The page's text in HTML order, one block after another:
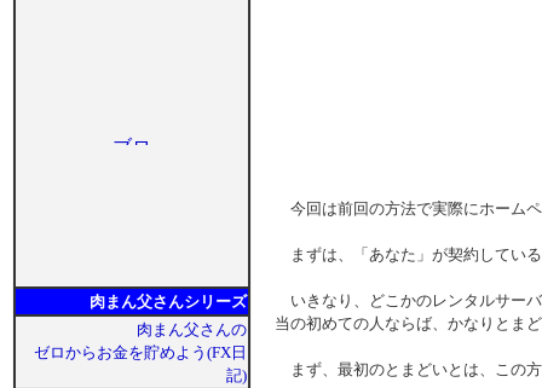
肉まん父さんシリーズ
肉まん父さんの
ゼロからお金を貯めよう(FX日
記)
今回は前回の方法で実際にホーム
まずは、「あなた」が契約してい
いきなり、どこかのレンタルサー
当の初めての人ならば、かなりとま
まず、最初のとまどいとは、この